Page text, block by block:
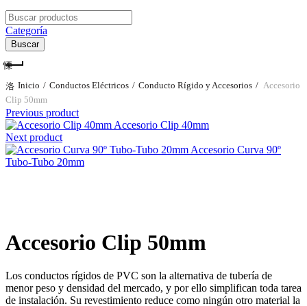
Search
for:
Categoría
Buscar
Inicio Conductos Eléctricos Conducto Rígido y Accesorios
Accesorio
Clip 50mm
Previous product
Accesorio Clip 40mm
Next product
Accesorio Curva 90º
Tubo-Tubo 20mm
Accesorio Clip 50mm
Los conductos rígidos de PVC son la alternativa de tubería de
menor peso y densidad del mercado, y por ello simplifican toda tarea
de instalación. Su revestimiento reduce como ningún otro material la